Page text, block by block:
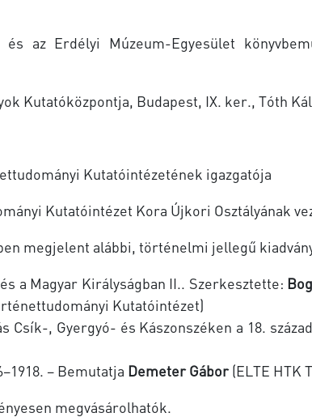
az Erdélyi Múzeum-Egyesület
Kutatóközpontja, Budapest, IX. ker., Tóth
Kutatóintézetének igazgatója
Kutatóintézet Kora Újkori Osztályának
megjelent alábbi, történelmi jellegű
a Magyar Királyságban II.. Szerkesztette:
Kutatóintézet)
Csík-, Gyergyó- és Kászonszéken a 18.
– Bemutatja Demeter Gábor(ELTE HTK
megvásárolhatók.